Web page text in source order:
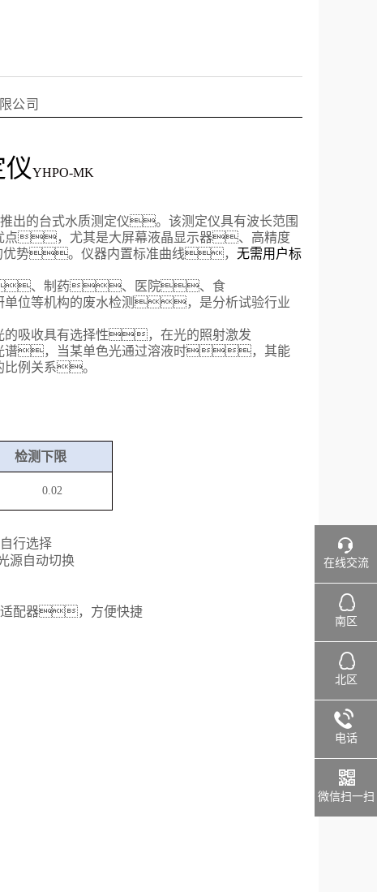
公司
YHPO-MK
出的台式水质测定仪。该测定仪具有波长范围
，尤其是大屏幕液晶显示器、高精度
优势。仪器内置标准曲线， 无需用户标
、制药、医院、食
等机构的废水检测，是分析试验行业
吸收具有选择性，在光的照射激发
谱，当某单色光通过溶液时，其能
比例关系。
检测下限
0.02
自行选择
源自动切换
适配器，方便快捷
在线交流
南区
北区
电话
微信扫一扫